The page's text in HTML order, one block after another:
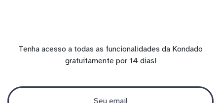
Tenha acesso a todas as funcionalidades da Kondado
gratuitamente por 14 dias!